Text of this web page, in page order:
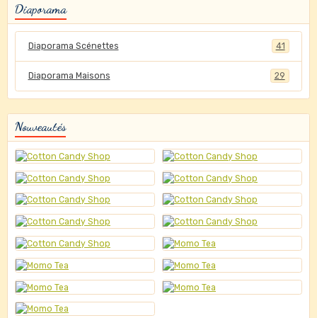
Diaporama
Diaporama Scénettes 41
Diaporama Maisons 29
Nouveautés